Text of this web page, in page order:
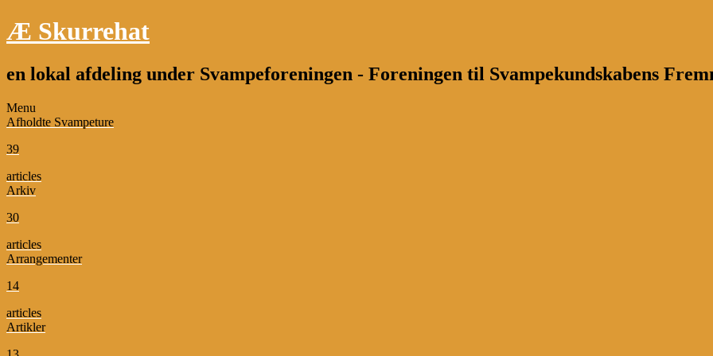
Æ Skurrehat
en lokal afdeling under Svampeforeningen - Foreningen til Svampekundskabens
Menu
Afholdte Svampeture
39
articles
Arkiv
30
articles
Arrangementer
14
articles
Artikler